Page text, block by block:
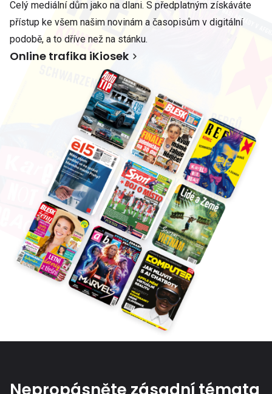
Celý mediální dům jako na dlani. S předplatným získáváte
přístup ke všem našim novinám a časopisům v digitální
podobě, a to dříve než na stánku.
Online trafika iKiosek